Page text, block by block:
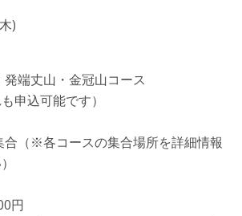
)
端丈山・金冠山コース
申込可能です）
合（※各コースの集合場所を詳細情報
円